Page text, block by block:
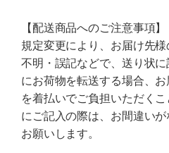
【配送商品へのご注意事項】
規定変更により、お届け先
不明・誤記などで、送り状
にお荷物を転送する場合、
を着払いでご負担いただく
にご記入の際は、お間違い
お願いします。